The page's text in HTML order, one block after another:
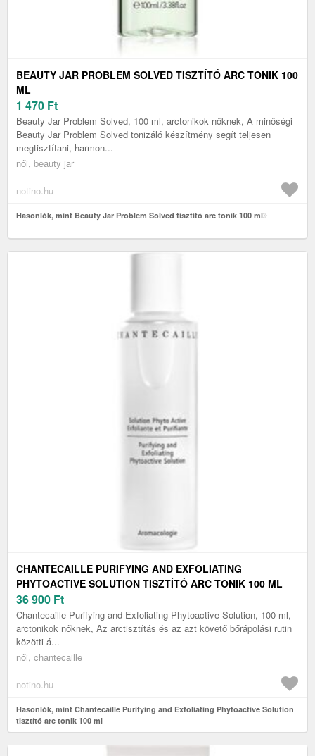
BEAUTY JAR PROBLEM SOLVED TISZTÍTÓ ARC TONIK 100
ML
1 470 Ft
Beauty Jar Problem Solved, 100 ml, arctonikok nőknek, A minőségi
Beauty Jar Problem Solved tonizáló készítmény segít teljesen
megtisztítani, harmon...
női, beauty jar
notino.hu
Hasonlók, mint Beauty Jar Problem Solved tisztító arc tonik 100 ml
CHANTECAILLE PURIFYING AND EXFOLIATING
PHYTOACTIVE SOLUTION TISZTÍTÓ ARC TONIK 100 ML
36 900 Ft
Chantecaille Purifying and Exfoliating Phytoactive Solution, 100 ml,
arctonikok nőknek, Az arctisztítás és az azt követő bőrápolási rutin
közötti á...
női, chantecaille
notino.hu
Hasonlók, mint Chantecaille Purifying and Exfoliating Phytoactive Solution
tisztító arc tonik 100 ml